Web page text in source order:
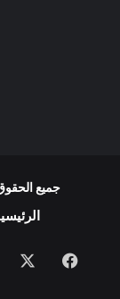
جميع
فيسبوك